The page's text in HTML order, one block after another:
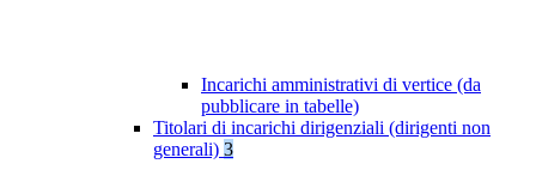
Incarichi amministrativi di vertice (da
pubblicare in tabelle)
Titolari di incarichi dirigenziali (dirigenti non
generali) 3